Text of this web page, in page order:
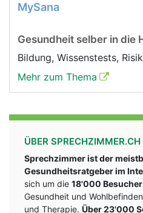
MySana
Gesundheit selber in die
Bildung, Wissenstests,
Mehr zum Thema
ÜBER SPRECHZIMMER.CH
Sprechzimmer ist der
Gesundheitsratgeber im
sich um die 18'000 Besucher
Gesundheit und
und Therapie. Über 23'000